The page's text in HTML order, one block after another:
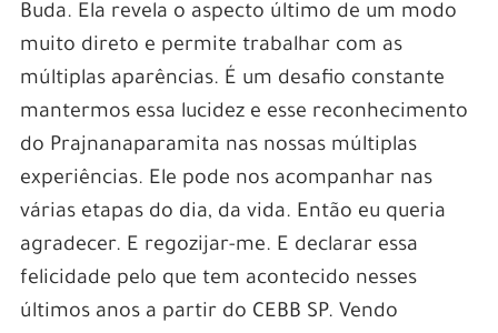
Buda. Ela revela o aspecto último de um modo
muito direto e permite trabalhar com as
múltiplas aparências. É um desafio constante
mantermos essa lucidez e esse reconhecimento
do Prajnanaparamita nas nossas múltiplas
experiências. Ele pode nos acompanhar nas
várias etapas do dia, da vida. Então eu queria
agradecer. E regozijar-me. E declarar essa
felicidade pelo que tem acontecido nesses
últimos anos a partir do CEBB SP. Vendo